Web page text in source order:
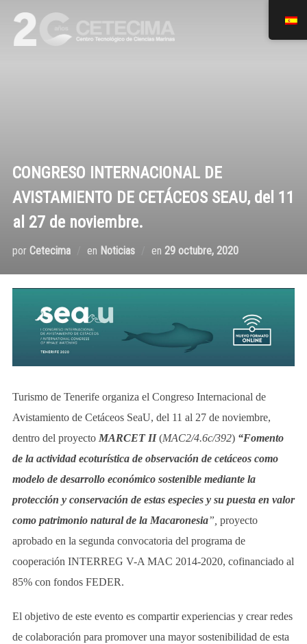
CONGRESO INTERNACIONAL DE
AVISTAMIENTO DE CETÁCEOS SEAU, del 11
al 27 de noviembre.
por Cetecima en Noticias en 29 octubre, 2020
Turismo de Tenerife organiza el Congreso Internacional de
Avistamiento de Cetáceos SeaU, del 11 al 27 de noviembre,
dentro del proyecto MARCET II (MAC2/4.6c/392) “Fomento
de la actividad ecoturística de observación de cetáceos como
modelo de desarrollo económico sostenible mediante la
protección y conservación de estas especies y su puesta en valor
como patrimonio natural de la Macaronesia”, proyecto
aprobado en la segunda convocatoria del programa de
cooperación INTERREG V-A MAC 2014-2020, cofinanciado al
85% con fondos FEDER.
El objetivo de este evento es compartir experiencias y crear redes
de colaboración para promover una mayor sostenibilidad de esta